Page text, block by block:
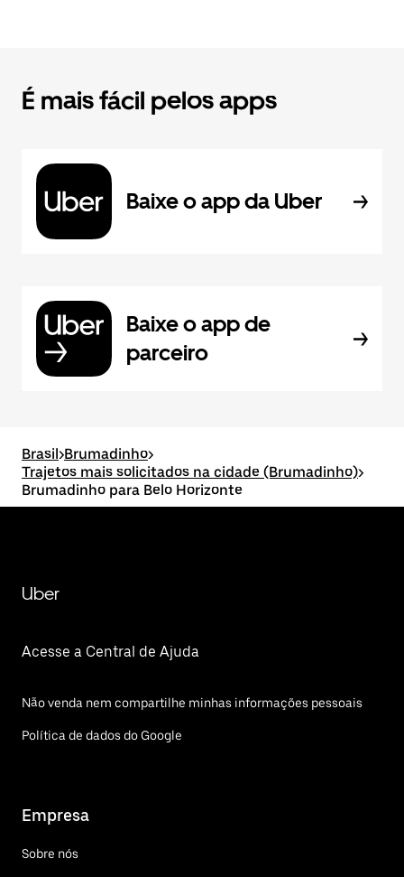
É mais fácil pelos apps
Baixe o app da Uber
Baixe o app de
parceiro
Brasil>Brumadinho>
Trajetos mais solicitados na cidade (Brumadinho)>
Brumadinho para Belo Horizonte
Uber
Acesse a Central de Ajuda
Não venda nem compartilhe minhas informações pessoais
Política de dados do Google
Empresa
Sobre nós